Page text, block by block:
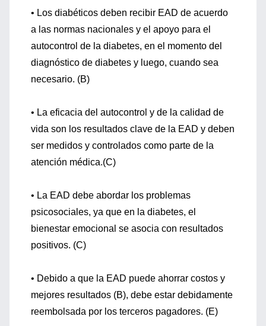
• Los diabéticos deben recibir EAD de acuerdo
a las normas nacionales y el apoyo para el
autocontrol de la diabetes, en el momento del
diagnóstico de diabetes y luego, cuando sea
necesario. (B)
• La eficacia del autocontrol y de la calidad de
vida son los resultados clave de la EAD y deben
ser medidos y controlados como parte de la
atención médica.(C)
• La EAD debe abordar los problemas
psicosociales, ya que en la diabetes, el
bienestar emocional se asocia con resultados
positivos. (C)
• Debido a que la EAD puede ahorrar costos y
mejores resultados (B), debe estar debidamente
reembolsada por los terceros pagadores. (E)